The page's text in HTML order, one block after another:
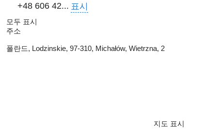
+48 606 42... 표시
모두 표시
주소
폴란드, Lodzinskie, 97-310, Michałów, Wietrzna, 2
지도 표시